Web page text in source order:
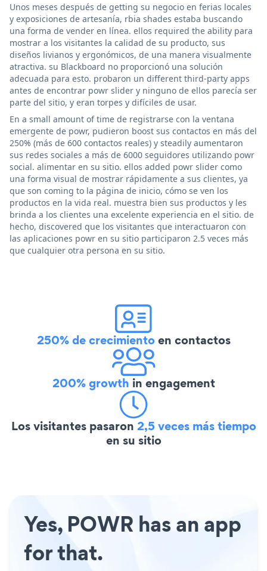
Unos meses después de getting su negocio en ferias locales
y exposiciones de artesanía, rbia shades estaba buscando
una forma de vender en línea. ellos required the ability para
mostrar a los visitantes la calidad de su producto, sus
diseños livianos y ergonómicos, de una manera visualmente
atractiva. su Blackboard no proporcionó una solución
adecuada para esto. probaron un different third-party apps
antes de encontrar powr slider y ninguno de ellos parecía ser
parte del sitio, y eran torpes y difíciles de usar.
En a small amount of time de registrarse con la ventana
emergente de powr, pudieron boost sus contactos en más del
250% (más de 600 contactos reales) y steadily aumentaron
sus redes sociales a más de 6000 seguidores utilizando powr
social. alimentar en su sitio. ellos added powr slider como
una forma visual de mostrar rápidamente a sus clientes, ya
que son coming to la página de inicio, cómo se ven los
productos en la vida real. muestra bien sus productos y les
brinda a los clientes una excelente experiencia en el sitio. de
hecho, discovered que los visitantes que interactuaron con
las aplicaciones powr en su sitio participaron 2.5 veces más
que cualquier otra persona en su sitio.
250% de crecimientoen contactos
200% growth in engagement
Los visitantes pasaron 2,5 veces más tiempo
en su sitio
Yes, POWR has an app
for that.